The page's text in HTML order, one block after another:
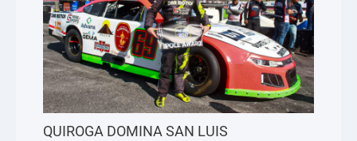
QUIROGA DOMINA SAN LUIS